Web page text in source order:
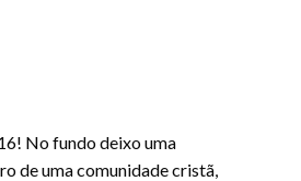
No fundo deixo uma
de uma comunidade cristã,